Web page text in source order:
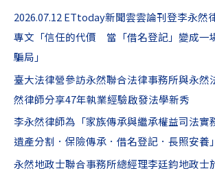
2026.07.12 ETtoday新聞雲雲論刊登李永然
專文「信任的代價 當「借名登記」變成一
騙局」
臺大法律營參訪永然聯合法律事務所與永然
然律師分享47年執業經驗啟發法學新秀
李永然律師為「家族傳承與繼承權益司法
遺產分割．保險傳承．借名登記．長照安養
永然地政士聯合事務所總經理李廷鈞地政士